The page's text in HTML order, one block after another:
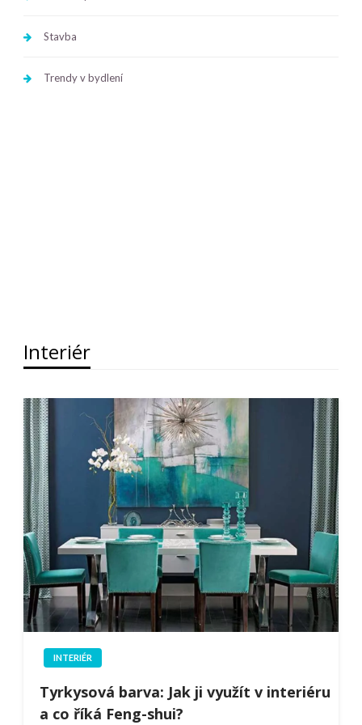
Stavba
Trendy v bydlení
Interiér
INTERIÉR
Tyrkysová barva: Jak ji využít v interiéru
a co říká Feng-shui?